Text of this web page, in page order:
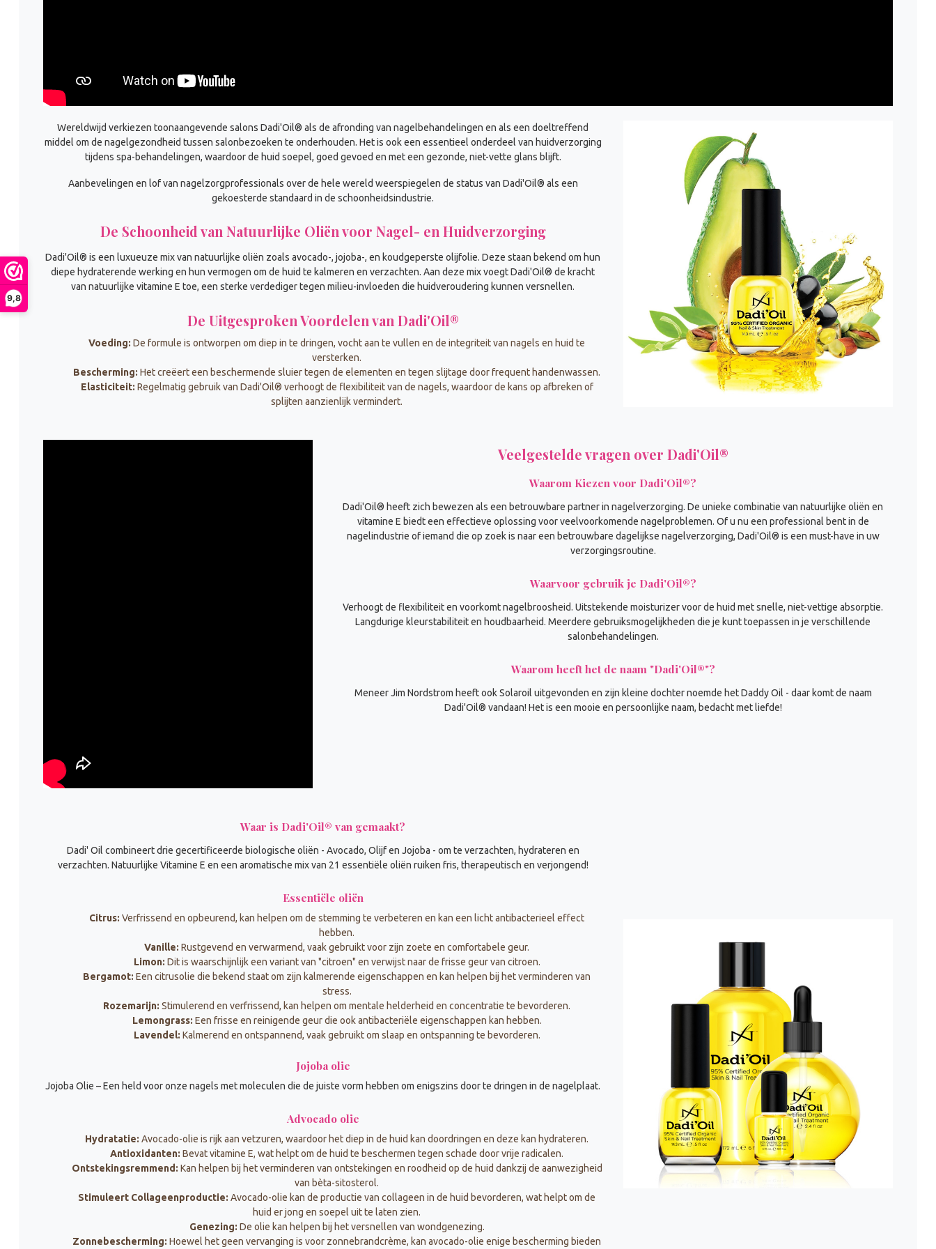
9,8
Wereldwijd verkiezen toonaangevende salons Dadi'Oil® als de afronding van nagelbehandelingen en als een doeltreffend
middel om de nagelgezondheid tussen salonbezoeken te onderhouden. Het is ook een essentieel onderdeel van huidverzorging
tijdens spa-behandelingen, waardoor de huid soepel, goed gevoed en met een gezonde, niet-vette glans blijft.
Aanbevelingen en lof van nagelzorgprofessionals over de hele wereld weerspiegelen de status van Dadi'Oil® als een
gekoesterde standaard in de schoonheidsindustrie.
De Schoonheid van Natuurlijke Oliën voor Nagel- en Huidverzorging
Dadi'Oil® is een luxueuze mix van natuurlijke oliën zoals avocado-, jojoba-, en koudgeperste olijfolie. Deze staan bekend om hun
diepe hydraterende werking en hun vermogen om de huid te kalmeren en verzachten. Aan deze mix voegt Dadi'Oil® de kracht
van natuurlijke vitamine E toe, een sterke verdediger tegen milieu-invloeden die huidveroudering kunnen versnellen.
De Uitgesproken Voordelen van Dadi'Oil®
Voeding: De formule is ontworpen om diep in te dringen, vocht aan te vullen en de integriteit van nagels en huid te
versterken.
Bescherming: Het creëert een beschermende sluier tegen de elementen en tegen slijtage door frequent handenwassen.
Elasticiteit: Regelmatig gebruik van Dadi'Oil® verhoogt de flexibiliteit van de nagels, waardoor de kans op afbreken of
splijten aanzienlijk vermindert.
Veelgestelde vragen over Dadi'Oil®
Waarom Kiezen voor Dadi'Oil®?
Dadi'Oil® heeft zich bewezen als een betrouwbare partner in nagelverzorging. De unieke combinatie van natuurlijke oliën en
vitamine E biedt een effectieve oplossing voor veelvoorkomende nagelproblemen. Of u nu een professional bent in de
nagelindustrie of iemand die op zoek is naar een betrouwbare dagelijkse nagelverzorging, Dadi'Oil® is een must-have in uw
verzorgingsroutine.
Waarvoor gebruik je Dadi'Oil®?
Verhoogt de flexibiliteit en voorkomt nagelbroosheid. Uitstekende moisturizer voor de huid met snelle, niet-vettige absorptie.
Langdurige kleurstabiliteit en houdbaarheid. Meerdere gebruiksmogelijkheden die je kunt toepassen in je verschillende
salonbehandelingen.
Waarom heeft het de naam "Dadi'Oil®"?
Meneer Jim Nordstrom heeft ook Solaroil uitgevonden en zijn kleine dochter noemde het Daddy Oil - daar komt de naam
Dadi'Oil® vandaan! Het is een mooie en persoonlijke naam, bedacht met liefde!
Waar is Dadi'Oil® van gemaakt?
Dadi' Oil combineert drie gecertificeerde biologische oliën - Avocado, Olijf en Jojoba - om te verzachten, hydrateren en
verzachten. Natuurlijke Vitamine E en een aromatische mix van 21 essentiële oliën ruiken fris, therapeutisch en verjongend!
Essentiële oliën
Citrus: Verfrissend en opbeurend, kan helpen om de stemming te verbeteren en kan een licht antibacterieel effect
hebben.
Vanille: Rustgevend en verwarmend, vaak gebruikt voor zijn zoete en comfortabele geur.
Limon: Dit is waarschijnlijk een variant van "citroen" en verwijst naar de frisse geur van citroen.
Bergamot: Een citrusolie die bekend staat om zijn kalmerende eigenschappen en kan helpen bij het verminderen van
stress.
Rozemarijn: Stimulerend en verfrissend, kan helpen om mentale helderheid en concentratie te bevorderen.
Lemongrass: Een frisse en reinigende geur die ook antibacteriële eigenschappen kan hebben.
Lavendel: Kalmerend en ontspannend, vaak gebruikt om slaap en ontspanning te bevorderen.
Jojoba olie
Jojoba Olie – Een held voor onze nagels met moleculen die de juiste vorm hebben om enigszins door te dringen in de nagelplaat.
Advocado olie
Hydratatie: Avocado-olie is rijk aan vetzuren, waardoor het diep in de huid kan doordringen en deze kan hydrateren.
Antioxidanten: Bevat vitamine E, wat helpt om de huid te beschermen tegen schade door vrije radicalen.
Ontstekingsremmend: Kan helpen bij het verminderen van ontstekingen en roodheid op de huid dankzij de aanwezigheid
van bèta-sitosterol.
Stimuleert Collageenproductie: Avocado-olie kan de productie van collageen in de huid bevorderen, wat helpt om de
huid er jong en soepel uit te laten zien.
Genezing: De olie kan helpen bij het versnellen van wondgenezing.
Zonnebescherming: Hoewel het geen vervanging is voor zonnebrandcrème, kan avocado-olie enige bescherming bieden